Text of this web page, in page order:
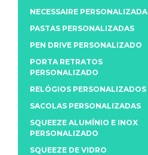
NECESSAIRE PERSONALIZADA
PASTAS PERSONALIZADAS
PEN DRIVE PERSONALIZADO
PORTA RETRATOS
PERSONALIZADO
RELÓGIOS PERSONALIZADOS
SACOLAS PERSONALIZADAS
SQUEEZE ALUMÍNIO E INOX
PERSONALIZADO
SQUEEZE DE VIDRO